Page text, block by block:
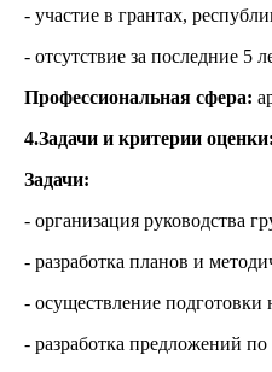
- участие в грантах,
- отсутствие за последние 5
Профессиональная сфера:
4.Задачи и критерии оценки:
Задачи:
- организация руководства
- разработка планов и
- осуществление
- разработка предложений по